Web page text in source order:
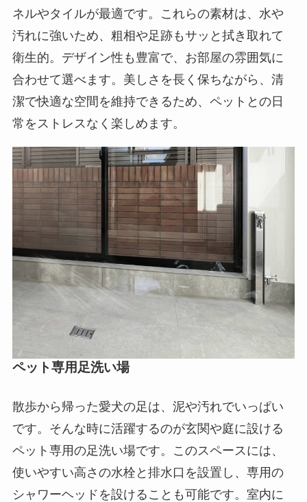
ネルやタイルが最適です。これらの素材は、水や
汚れに強いため、粗相や足跡もサッと拭き取れて
衛生的。デザイン性も豊富で、お部屋の雰囲気に
合わせて選べます。美しさを長く保ちながら、清
潔で快適な空間を維持できるため、ペットとの日
常をストレスなく楽しめます。
ペット専用足洗い場
散歩から帰った愛犬の足は、泥や汚れでいっぱい
です。そんな時に活躍するのが玄関や庭に設ける
ペット専用の足洗い場です。このスペースには、
使いやすい高さの水栓と排水口を設置し、専用の
シャワーヘッドを設けることも可能です。室内に